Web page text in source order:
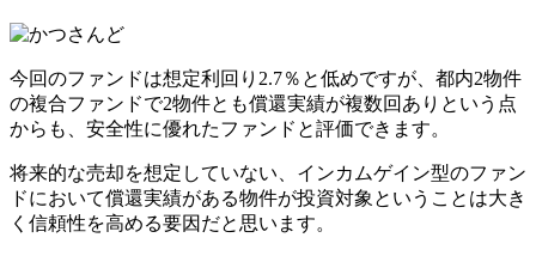
今回のファンドは想定利回り2.7％と低めですが、都内2物件
の複合ファンドで2物件とも償還実績が複数回ありという点
からも、安全性に優れたファンドと評価できます。
将来的な売却を想定していない、 インカムゲイン型のファン
ドにおいて償還実績がある物件が投資対象ということは大き
く信頼性を高める要因 だと思います。